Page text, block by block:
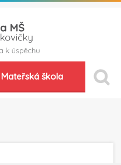
Mateřská škola